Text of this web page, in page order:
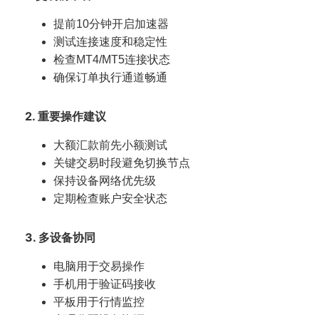
提前10分钟开启加速器
测试连接速度和稳定性
检查MT4/MT5连接状态
确保订单执行通道畅通
2. 重要操作建议
大额汇款前先小额测试
关键交易时段避免切换节点
保持设备网络优先级
定期检查账户安全状态
3. 多设备协同
电脑用于交易操作
手机用于验证码接收
平板用于行情监控